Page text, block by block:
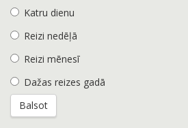
Katru dienu
Reizi nedēļā
Reizi mēnesī
Dažas reizes gadā